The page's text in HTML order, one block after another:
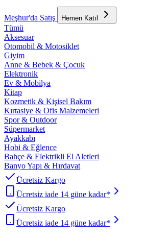
Meşhur'da Satış Hemen Katıl
Tümü
Aksesuar
Otomobil & Motosiklet
Giyim
Anne & Bebek & Çocuk
Elektronik
Ev & Mobilya
Kitap
Kozmetik & Kişisel Bakım
Kırtasiye & Ofis Malzemeleri
Spor & Outdoor
Süpermarket
Ayakkabı
Hobi & Eğlence
Bahçe & Elektrikli El Aletleri
Banyo Yapı & Hırdavat
Ücretsiz Kargo
Ücretsiz iade 14 güne kadar*
Ücretsiz Kargo
Ücretsiz iade 14 güne kadar*